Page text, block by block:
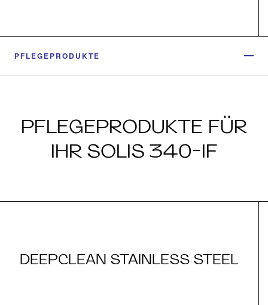
PFLEGEPRODUKTE
PFLEGEPRODUKTE FÜR
IHR SOLIS 340-IF
DEEPCLEAN STAINLESS STEEL